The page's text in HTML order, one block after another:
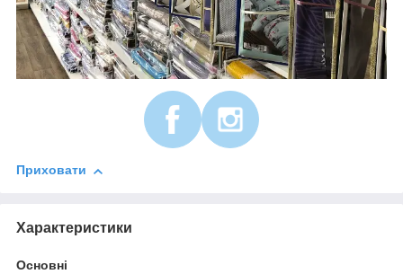
Приховати
Характеристики
Основні